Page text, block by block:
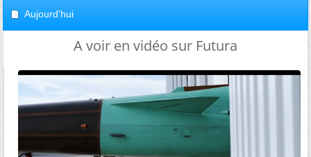
Aujourd'hui
A voir en vidéo sur Futura